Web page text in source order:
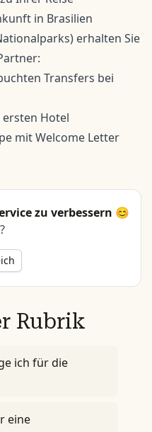
in Brasilien
erhalten Sie
Transfers bei
ersten Hotel
mit Welcome Letter
zu verbessern 😊
Rubrik
ich für die
eine